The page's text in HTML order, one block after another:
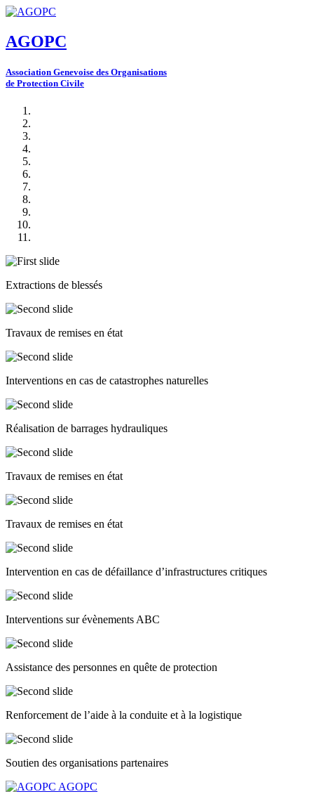
AGOPC
Association Genevoise des Organisations
de Protection Civile
Extractions de blessés
Travaux de remises en état
Interventions en cas de catastrophes naturelles
Réalisation de barrages hydrauliques
Travaux de remises en état
Travaux de remises en état
Intervention en cas de défaillance d’infrastructures critiques
Interventions sur évènements ABC
Assistance des personnes en quête de protection
Renforcement de l’aide à la conduite et à la logistique
Soutien des organisations partenaires
Précédent
Suivant AGOPC